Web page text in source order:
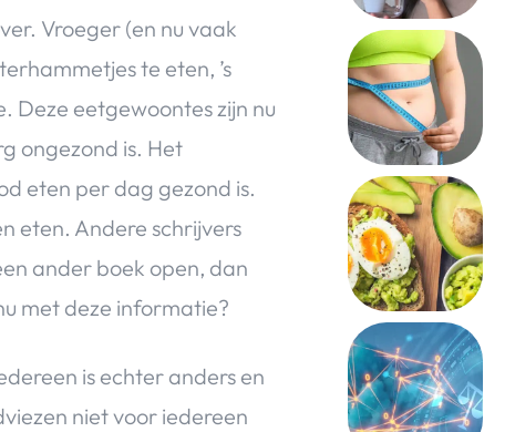
Vroeger (en nu vaak
te eten, ’s
Deze eetgewoontes zijn nu
ongezond is. Het
eten per dag gezond is.
eten. Andere schrijvers
ander boek open, dan
met deze informatie?
is echter anders en
niet voor iedereen